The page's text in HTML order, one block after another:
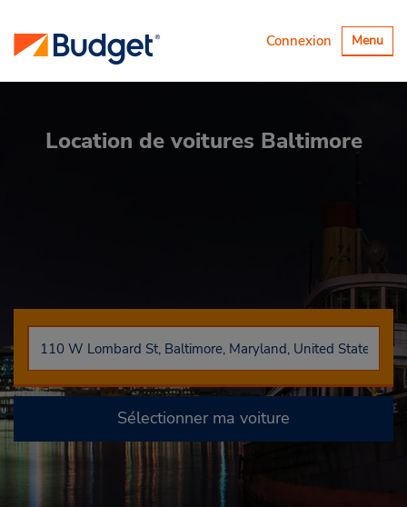
Basculer
la
Menu
Connexion
Location de voitures Baltimore
Sélectionner ma voiture